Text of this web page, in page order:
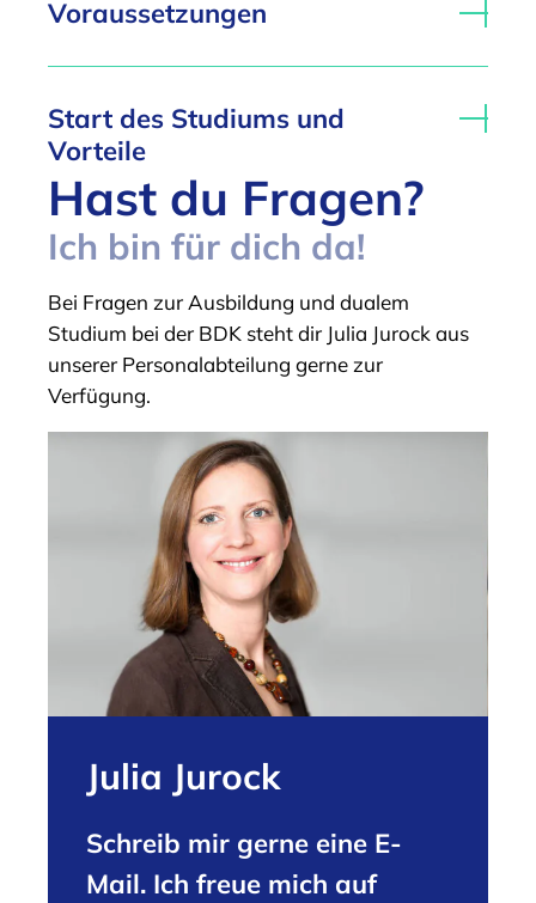
Voraussetzungen
Start des Studiums und
Vorteile
Hast du Fragen?
Ich bin für dich da!
Bei Fragen zur Ausbildung und dualem
Studium bei der BDK steht dir Julia Jurock aus
unserer Personalabteilung gerne zur
Verfügung.
Julia Jurock
Schreib mir gerne eine E-
Mail. Ich freue mich auf